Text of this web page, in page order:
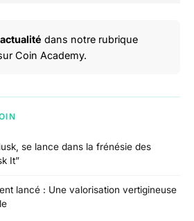
dans notre rubrique
Coin Academy.
se lance dans la frénésie des
It”
lancé : Une valorisation vertigineuse